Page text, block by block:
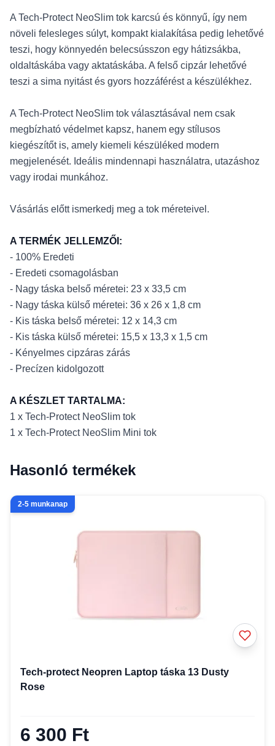
A Tech-Protect NeoSlim tok karcsú és könnyű, így nem
növeli felesleges súlyt, kompakt kialakítása pedig lehetővé
teszi, hogy könnyedén belecsússzon egy hátizsákba,
oldaltáskába vagy aktatáskába. A felső cipzár lehetővé
teszi a sima nyitást és gyors hozzáférést a készülékhez.
A Tech-Protect NeoSlim tok választásával nem csak
megbízható védelmet kapsz, hanem egy stílusos
kiegészítőt is, amely kiemeli készüléked modern
megjelenését. Ideális mindennapi használatra, utazáshoz
vagy irodai munkához.
Vásárlás előtt ismerkedj meg a tok méreteivel.
A TERMÉK JELLEMZŐI:
- 100% Eredeti
- Eredeti csomagolásban
- Nagy táska belső méretei: 23 x 33,5 cm
- Nagy táska külső méretei: 36 x 26 x 1,8 cm
- Kis táska belső méretei: 12 x 14,3 cm
- Kis táska külső méretei: 15,5 x 13,3 x 1,5 cm
- Kényelmes cipzáras zárás
- Precízen kidolgozott
A KÉSZLET TARTALMA:
1 x Tech-Protect NeoSlim tok
1 x Tech-Protect NeoSlim Mini tok
Hasonló termékek
2-5 munkanap
Tech-protect Neopren Laptop táska 13 Dusty
Rose
6 300 Ft